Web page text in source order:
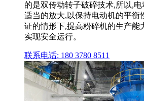
的是双传动转子破碎技术,所以,
适当的放大,以保持电动机的平衡
证的情形下,提高粉碎机的生产能
实现安全运行。
联系电话: 180 3780 8511